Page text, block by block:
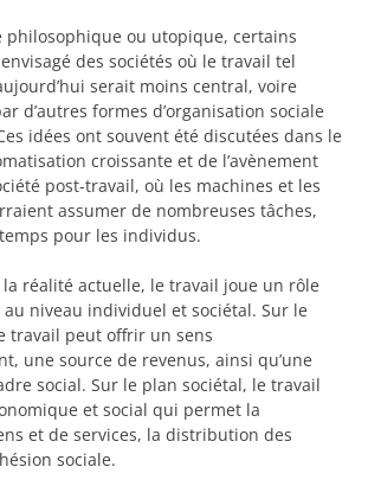
philosophique ou utopique, certains
des sociétés où le travail tel
serait moins central, voire
d’autres formes d’organisation sociale
idées ont souvent été discutées dans le
croissante et de l’avènement
post-travail, où les machines et les
assumer de nombreuses tâches,
pour les individus.
réalité actuelle, le travail joue un rôle
niveau individuel et sociétal. Sur le
travail peut offrir un sens
une source de revenus, ainsi qu’une
social. Sur le plan sociétal, le travail
et social qui permet la
et de services, la distribution des
sociale.